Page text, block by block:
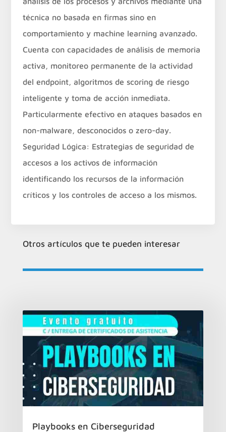
técnica no basada en firmas sino en
comportamiento y machine learning avanzado.
Cuenta con capacidades de análisis de memoria
activa, monitoreo permanente de la actividad
del endpoint, algoritmos de scoring de riesgo
inteligente y toma de acción inmediata.
Particularmente efectivo en ataques basados en
non-malware, desconocidos o zero-day.
Seguridad Lógica: Estrategias de seguridad de
accesos a los activos de información
identificando los recursos de la información
críticos y los controles de acceso a los mismos.
Otros artículos que te pueden interesar
Playbooks en Ciberseguridad